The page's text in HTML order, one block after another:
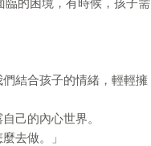
臨的困境，有時候，孩子需
結合孩子的情緒，輕輕擁
己的內心世界。
去做。」